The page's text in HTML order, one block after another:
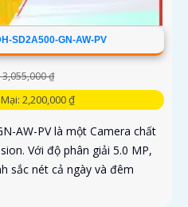
SD2A500-GN-AW-PV
3,055,000 ₫
2,200,000 ₫
AW-PV là một Camera chất
Với độ phân giải 5.0 MP,
sắc nét cả ngày và đêm